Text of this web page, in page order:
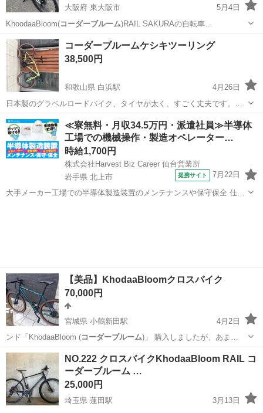
大阪府 東大阪市
5月4日
KhoodaaBloom(コーダーブルーム)RAIL SAKURAの自転車…
大阪 東大阪市 クロスバイク コーダーブルーム
コーダーブルームケシキツーリング
38,500円
和歌山県 白浜駅
4月26日
日本製のグラベルロードバイク、タイヤが太く、すごく丈夫です。リ
アディレーラーを新品に交換しています、少し傷があります、室内保
管です、ディスクブレーキです、サイズは、42なので身長150センチあ
れば乗れると思います、通勤通学か...
和歌山 西牟婁郡 白浜駅 ロードバイク グラベル
≪寮無料・月収34.5万円・派遣社員≫半導体
工場での機械操作・製造オペレーター…
時給1,700円
株式会社Harvest Biz Career 仙台営業所
岩手県 北上市
提携サイト 7月22日
大手メーカー工場での半導体製造装置のメンテナンスや保守保全 仕事
【美品】KhodaaBloomクロスバイク
70,000円
宮城県 小鶴新田駅
4月2日
ンド「KhodaaBloom (コーダーブルーム )」 購入しましたが、あま…
宮城 仙台市 小鶴新田駅 クロスバイク
コーダーブルーム
NO.222 クロスバイクKhodaaBloom RAIL コ
ーダーブルーム …
25,000円
埼玉県 蓮田駅
3月13日